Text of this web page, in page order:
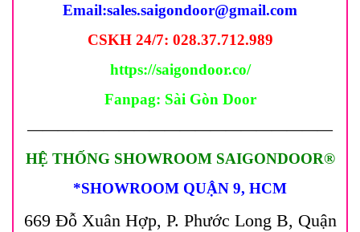
Email:sales.saigondoor@gmail.com
CSKH 24/7: 028.37.712.989
https://saigondoor.co/
Fanpag: Sài Gòn Door
————————————————————
HỆ THỐNG SHOWROOM SAIGONDOOR®
*SHOWROOM QUẬN 9, HCM
669 Đỗ Xuân Hợp, P. Phước Long B, Quận